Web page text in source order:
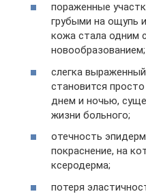
пораженные
грубыми на ощупь
кожа стала одним
новообразованием;
слегка
становится
днем и ночью,
жизни больного;
отечность
покраснение, на
ксеродерма;
потеря